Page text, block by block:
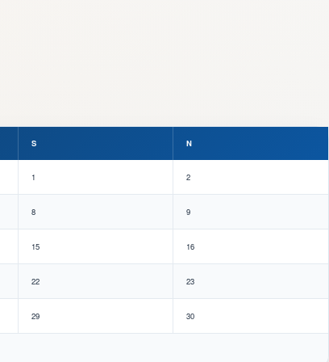
S N
1 2
8 9
15 16
22 23
29 30